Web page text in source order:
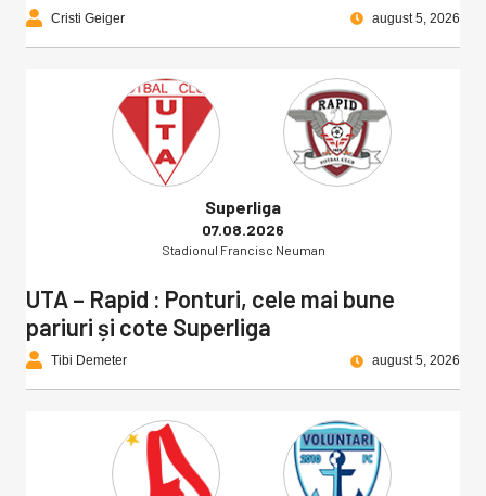
Cristi Geiger august 5, 2026
Superliga
07.08.2026
Stadionul Francisc Neuman
UTA – Rapid : Ponturi, cele mai bune
pariuri și cote Superliga
Tibi Demeter august 5, 2026